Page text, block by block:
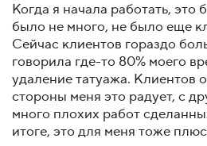
Когда я начала работать,
было не много, не было еще
Сейчас клиентов гораздо
говорила где-то 80% моего
удаление татуажа. Клиентов
стороны меня это радует, с
много плохих работ
итоге, это для меня тоже